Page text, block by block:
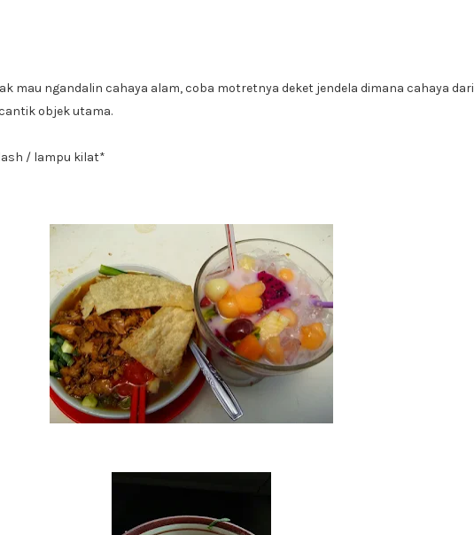
mau ngandalin cahaya alam, coba motretnya deket jendela dimana cahaya dari
objek utama.
/ lampu kilat*